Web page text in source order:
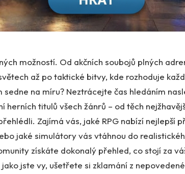
možností. Od akčních soubojů plných
až po taktické bitvy, kde rozhoduje
na míru? Neztrácejte čas hledáním
herních titulů všech žánrů – od těch
Zajímá vás, jaké RPG nabízí nejlepší
jaké simulátory vás vtáhnou do
získáte dokonalý přehled, co stojí za
jste vy, ušetřete si zklamání z